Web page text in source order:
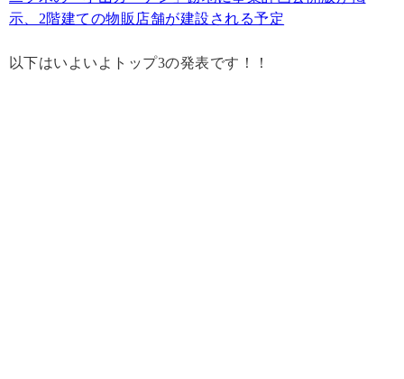
示、2階建ての物販店舗が建設される予定
以下はいよいよトップ3の発表です！！